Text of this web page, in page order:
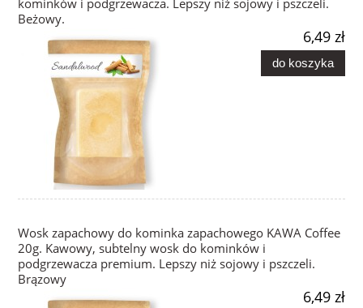
kominków i podgrzewacza. Lepszy niż sojowy i pszczeli.
Beżowy.
6,49 zł
do koszyka
Wosk zapachowy do kominka zapachowego KAWA Coffee
20g. Kawowy, subtelny wosk do kominków i
podgrzewacza premium. Lepszy niż sojowy i pszczeli.
Brązowy
6,49 zł